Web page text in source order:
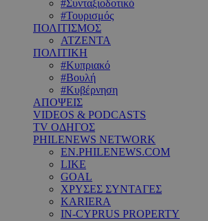
#Συνταξιοδοτικό
#Τουρισμός
ΠΟΛΙΤΙΣΜΟΣ
ΑΤΖΕΝΤΑ
ΠΟΛΙΤΙΚΗ
#Κυπριακό
#Βουλή
#Κυβέρνηση
ΑΠΟΨΕΙΣ
VIDEOS & PODCASTS
TV ΟΔΗΓΟΣ
PHILENEWS NETWORK
EN.PHILENEWS.COM
LIKE
GOAL
ΧΡΥΣΕΣ ΣΥΝΤΑΓΕΣ
KARIERA
IN-CYPRUS PROPERTY